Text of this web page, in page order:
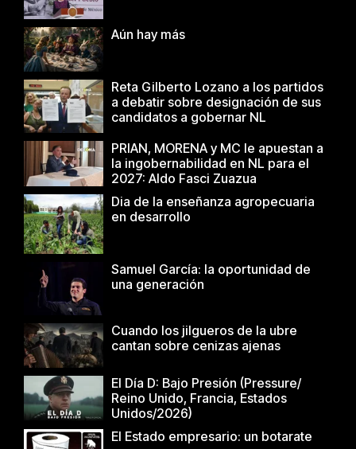
Aún hay más
Reta Gilberto Lozano a los partidos
a debatir sobre designación de sus
candidatos a gobernar NL
PRIAN, MORENA y MC le apuestan a
la ingobernabilidad en NL para el
2027: Aldo Fasci Zuazua
Dia de la enseñanza agropecuaria
en desarrollo
Samuel García: la oportunidad de
una generación
Cuando los jilgueros de la ubre
cantan sobre cenizas ajenas
El Día D: Bajo Presión (Pressure/
Reino Unido, Francia, Estados
Unidos/2026)
El Estado empresario: un botarate